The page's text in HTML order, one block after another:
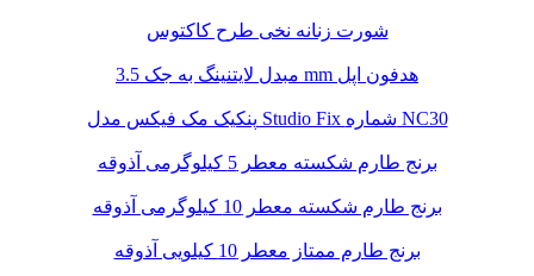
شورت زنانه نخی طرح کاکتوس
مبدل لایتنینگ به جک 3.5 mm هدفون اپل
پنکیک مک فیکس مدل Studio Fix شماره NC30
برنج طارم شکسته معطر 5 کیلوگرمی آذوقه
برنج طارم شکسته معطر 10 کیلوگرمی آذوقه
برنج طارم ممتاز معطر 10 کیلویی آذوقه